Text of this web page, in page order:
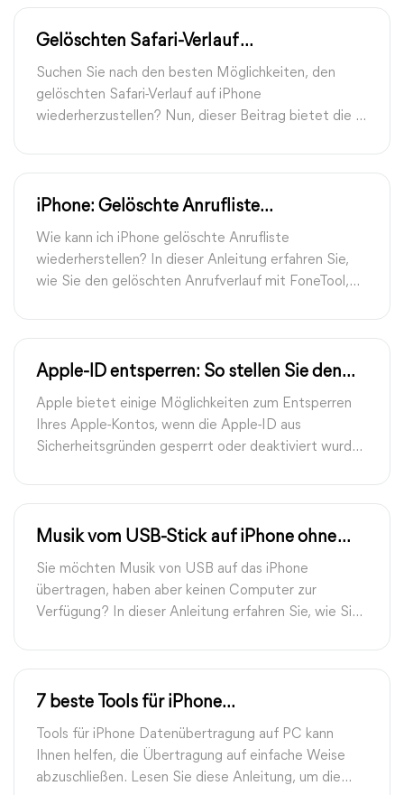
Gelöschten Safari-Verlauf
wiederherzustellen: auf dem iPhone
Suchen Sie nach den besten Möglichkeiten, den
gelöschten Safari-Verlauf auf iPhone
wiederherzustellen? Nun, dieser Beitrag bietet die 4
Schritt-Anleitung.
iPhone: Gelöschte Anrufliste
wiederherstellen – Eine vollständige
Anleitung
Wie kann ich iPhone gelöschte Anrufliste
wiederherstellen? In dieser Anleitung erfahren Sie,
wie Sie den gelöschten Anrufverlauf mit FoneTool,
Apple-ID entsperren: So stellen Sie den
Zugriff wieder her
Apple bietet einige Möglichkeiten zum Entsperren
Ihres Apple-Kontos, wenn die Apple-ID aus
Sicherheitsgründen gesperrt oder deaktiviert wurde.
Musik vom USB-Stick auf iPhone ohne
Computer übertragen: so tun
Sie möchten Musik von USB auf das iPhone
übertragen, haben aber keinen Computer zur
Verfügung? In dieser Anleitung erfahren Sie, wie Sie
7 beste Tools für iPhone
Datenübertragung auf PC kostenloser
Download
Tools für iPhone Datenübertragung auf PC kann
Ihnen helfen, die Übertragung auf einfache Weise
abzuschließen. Lesen Sie diese Anleitung, um die